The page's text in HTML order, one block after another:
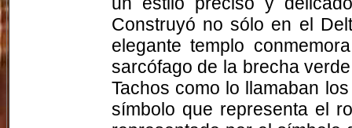
Construyó no sólo en el
elegante templo
sarcófago de la brecha
Tachos como lo llamaban
símbolo que representa el